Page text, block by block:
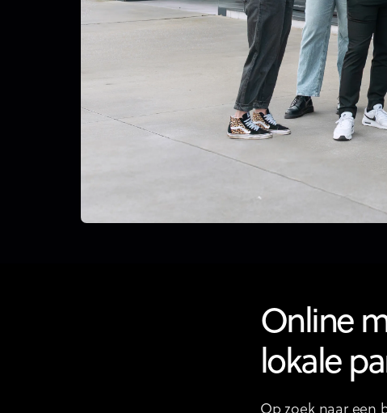
Online
lokale